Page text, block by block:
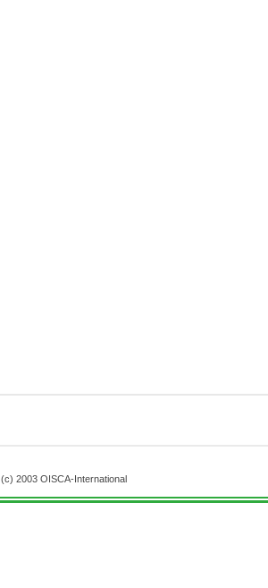
(c) 2003 OISCA-International